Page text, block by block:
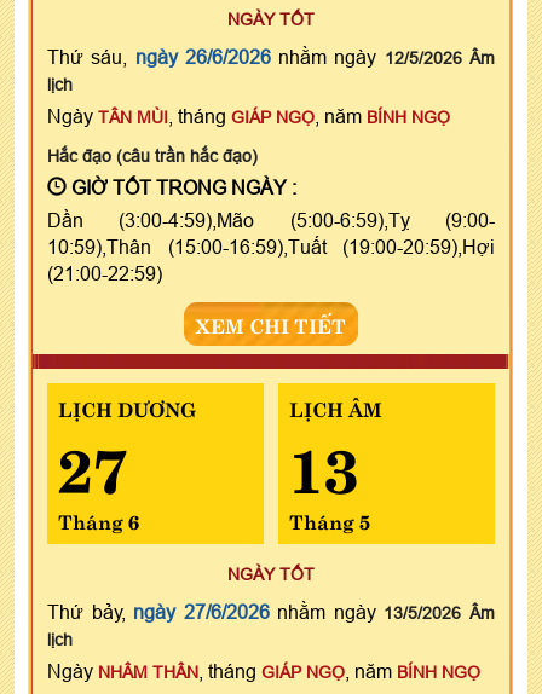
NGÀY TỐT
Thứ sáu, ngày 26/6/2026nhằm ngày 12/5/2026 Âm
lịch
Ngày TÂN MÙI , tháng GIÁP NGỌ , năm BÍNH NGỌ
Hắc đạo (câu trần hắc đạo)
GIỜ TỐT TRONG NGÀY :
Dần (3:00-4:59),Mão (5:00-6:59),Tỵ (9:00-
10:59),Thân (15:00-16:59),Tuất (19:00-20:59),Hợi
(21:00-22:59)
XEM CHI TIẾT
LỊCH DƯƠNG
27
Tháng 6
LỊCH ÂM
13
Tháng 5
NGÀY TỐT
Thứ bảy, ngày 27/6/2026nhằm ngày 13/5/2026 Âm
lịch
Ngày NHÂM THÂN , tháng GIÁP NGỌ , năm BÍNH NGỌ